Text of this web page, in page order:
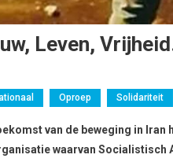
Leven,
Oproep Solidariteit
van de beweging in Iran
waarvan Socialistisch